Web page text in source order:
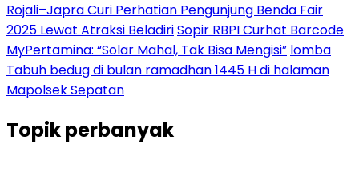
Rojali–Japra Curi Perhatian Pengunjung Benda Fair
2025 Lewat Atraksi BeladiriSopir RBPI Curhat Barcode
MyPertamina: “Solar Mahal, Tak Bisa Mengisi” lomba
Tabuh bedug di bulan ramadhan 1445 H di halaman
Mapolsek Sepatan
Topikperbanyak